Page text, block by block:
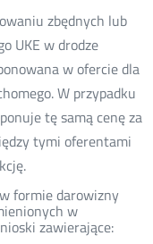
zbędnych lub
UKE w drodze
w ofercie dla
W przypadku
tę samą cenę za
tymi oferentami
formie darowizny
w
zawierające: